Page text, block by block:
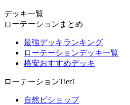
デッキ一覧
ローテーションまとめ
最強デッキランキング
ローテーションデッキ一覧
格安おすすめデッキ
ローテーションTier1
自然ビショップ